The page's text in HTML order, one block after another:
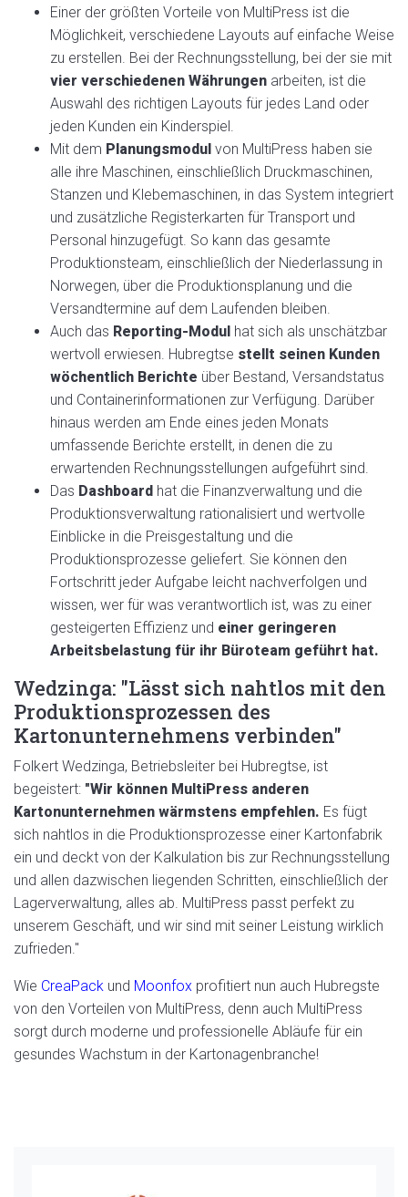
Einer der größten Vorteile von MultiPress ist die
Möglichkeit, verschiedene Layouts auf einfache Weise
zu erstellen. Bei der Rechnungsstellung, bei der sie mit
vier verschiedenen Währungen arbeiten, ist die
Auswahl des richtigen Layouts für jedes Land oder
jeden Kunden ein Kinderspiel.
Mit dem Planungsmodul von MultiPress haben sie
alle ihre Maschinen, einschließlich Druckmaschinen,
Stanzen und Klebemaschinen, in das System integriert
und zusätzliche Registerkarten für Transport und
Personal hinzugefügt. So kann das gesamte
Produktionsteam, einschließlich der Niederlassung in
Norwegen, über die Produktionsplanung und die
Versandtermine auf dem Laufenden bleiben.
Auch das Reporting-Modul hat sich als unschätzbar
wertvoll erwiesen. Hubregtse stellt seinen Kunden
wöchentlich Berichte über Bestand, Versandstatus
und Containerinformationen zur Verfügung. Darüber
hinaus werden am Ende eines jeden Monats
umfassende Berichte erstellt, in denen die zu
erwartenden Rechnungsstellungen aufgeführt sind.
Das Dashboard hat die Finanzverwaltung und die
Produktionsverwaltung rationalisiert und wertvolle
Einblicke in die Preisgestaltung und die
Produktionsprozesse geliefert. Sie können den
Fortschritt jeder Aufgabe leicht nachverfolgen und
wissen, wer für was verantwortlich ist, was zu einer
gesteigerten Effizienz und einer geringeren
Arbeitsbelastung für ihr Büroteam geführt hat.
Wedzinga: "Lässt sich nahtlos mit den
Produktionsprozessen des
Kartonunternehmens verbinden"
Folkert Wedzinga, Betriebsleiter bei Hubregtse, ist
begeistert: "Wir können MultiPress anderen
Kartonunternehmen wärmstens empfehlen. Es fügt
sich nahtlos in die Produktionsprozesse einer Kartonfabrik
ein und deckt von der Kalkulation bis zur Rechnungsstellung
und allen dazwischen liegenden Schritten, einschließlich der
Lagerverwaltung, alles ab. MultiPress passt perfekt zu
unserem Geschäft, und wir sind mit seiner Leistung wirklich
zufrieden."
Wie CreaPack und Moonfox profitiert nun auch Hubregste
von den Vorteilen von MultiPress, denn auch MultiPress
sorgt durch moderne und professionelle Abläufe für ein
gesundes Wachstum in der Kartonagenbranche!